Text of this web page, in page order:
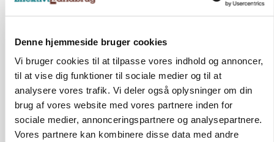
Denne hjemmeside bruger cookies
Vi bruger cookies til at tilpasse vores indhold og annoncer,
til at vise dig funktioner til sociale medier og til at
analysere vores trafik. Vi deler også oplysninger om din
brug af vores website med vores partnere inden for
sociale medier, annonceringspartnere og analysepartnere.
Vores partnere kan kombinere disse data med andre